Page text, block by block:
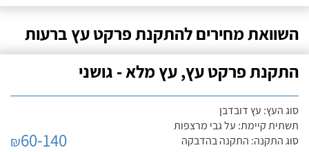
השוואת מחירים להתקנת פרקט עץ ברעות
התקנת פרקט עץ, עץ מלא - גושני
סוג העץ: עץ דובדבן
תשתית קיימת: על גבי מרצפות
סוג התקנה: התקנה בהדבקה
₪60-140